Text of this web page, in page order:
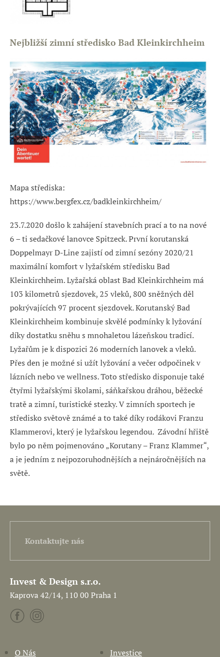
Nejbližší zimní středisko Bad Kleinkirchheim
Mapa střediska:
https://www.bergfex.cz/badkleinkirchheim/
23.7.2020 došlo k zahájení stavebních prací a to na nové
6 – ti sedačkové lanovce Spitzeck. První korutanská
Doppelmayr D-Line zajistí od zimní sezóny 2020/21
maximální komfort v lyžařském středisku Bad
Kleinkirchheim. Lyžařská oblast Bad Kleinkirchheim má
103 kilometrů sjezdovek, 25 vleků, 800 sněžných děl
pokrývajících 97 procent sjezdovek. Korutanský Bad
Kleinkirchheim kombinuje skvělé podmínky k lyžování
díky dostatku sněhu s mnohaletou lázeňskou tradicí.
Lyžařům je k dispozici 26 moderních lanovek a vleků.
Přes den je možné si užít lyžování a večer odpočinek v
lázních nebo ve wellness. Toto středisko disponuje také
čtyřmi lyžařskými školami, sáňkařskou dráhou, běžecké
tratě a zimní, turistické stezky. V zimních sportech je
středisko světově známé a to také díky rodákovi Franzu
Klammerovi, který je lyžařskou legendou. Závodní hřiště
bylo po něm pojmenováno „Korutany – Franz Klammer“,
a je jedním z nejpozoruhodnějších a nejnáročnějších na
světě.
Kontaktujte nás
Invest & Design s.r.o.
Kaprova 42/14, 110 00 Praha 1
O Nás Investice